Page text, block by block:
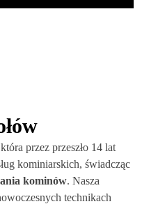
przez przeszło 14 lat
kominiarskich, świadcząc
kominów. Nasza
technikach